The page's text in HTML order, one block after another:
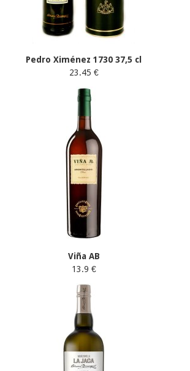
Pedro Ximénez 1730 37,5 cl
23.45 €
Viña AB
13.9 €